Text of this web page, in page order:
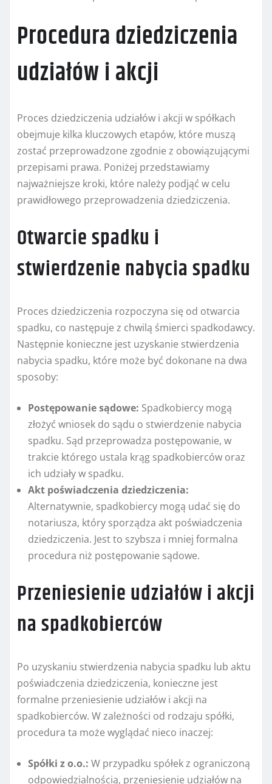
Procedura dziedziczenia
udziałów i akcji
Proces dziedziczenia udziałów i akcji w spółkach
obejmuje kilka kluczowych etapów, które muszą
zostać przeprowadzone zgodnie z obowiązującymi
przepisami prawa. Poniżej przedstawiamy
najważniejsze kroki, które należy podjąć w celu
prawidłowego przeprowadzenia dziedziczenia.
Otwarcie spadku i
stwierdzenie nabycia spadku
Proces dziedziczenia rozpoczyna się od otwarcia
spadku, co następuje z chwilą śmierci spadkodawcy.
Następnie konieczne jest uzyskanie stwierdzenia
nabycia spadku, które może być dokonane na dwa
sposoby:
Postępowanie sądowe: Spadkobiercy mogą
złożyć wniosek do sądu o stwierdzenie nabycia
spadku. Sąd przeprowadza postępowanie, w
trakcie którego ustala krąg spadkobierców oraz
ich udziały w spadku.
Akt poświadczenia dziedziczenia:
Alternatywnie, spadkobiercy mogą udać się do
notariusza, który sporządza akt poświadczenia
dziedziczenia. Jest to szybsza i mniej formalna
procedura niż postępowanie sądowe.
Przeniesienie udziałów i akcji
na spadkobierców
Po uzyskaniu stwierdzenia nabycia spadku lub aktu
poświadczenia dziedziczenia, konieczne jest
formalne przeniesienie udziałów i akcji na
spadkobierców. W zależności od rodzaju spółki,
procedura ta może wyglądać nieco inaczej:
Spółki z o.o.: W przypadku spółek z ograniczoną
odpowiedzialnością, przeniesienie udziałów na